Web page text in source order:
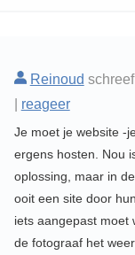
Reinoud
reageer
Je moet je website -
ergens hosten. Nou
oplossing, maar in
ooit een site door
iets aangepast moet
de fotograaf het